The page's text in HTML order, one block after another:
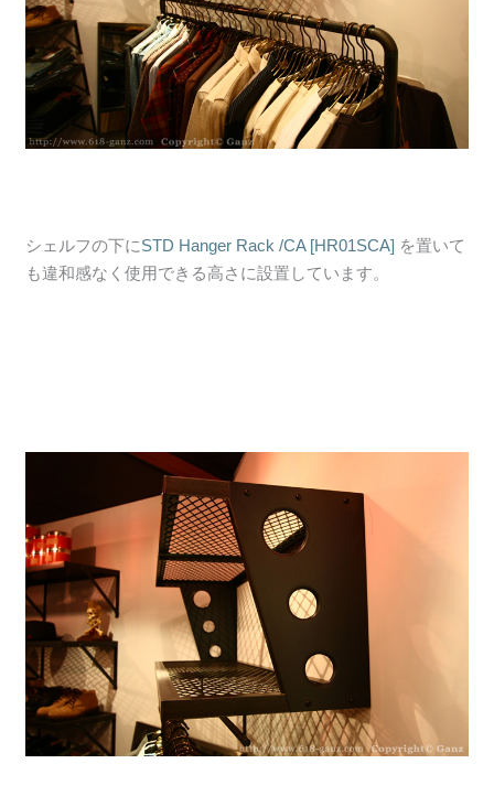
シェルフの下にSTD Hanger Rack /CA [HR01SCA] を置いて
も違和感なく使用できる高さに設置しています。